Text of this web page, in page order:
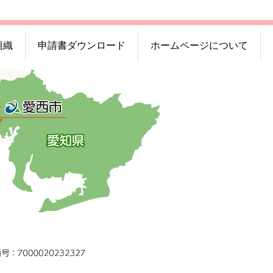
織 申請書ダウンロード ホームページについて